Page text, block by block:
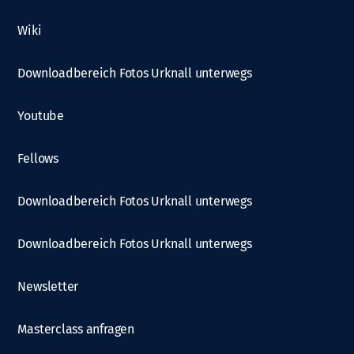
Wiki
Downloadbereich Fotos Urknall unterwegs
Youtube
Fellows
Downloadbereich Fotos Urknall unterwegs
Downloadbereich Fotos Urknall unterwegs
Newsletter
Masterclass anfragen